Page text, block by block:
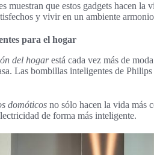
muestran que estos gadgets hacen
y vivir en un ambiente
para el hogar
del hogarestá cada vez más de
Las bombillas inteligentes de
domóticos no sólo hacen la vida más
de forma más inteligente.